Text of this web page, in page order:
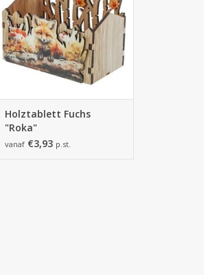
Holztablett Fuchs
"Roka"
vanaf €3,93 p.st.